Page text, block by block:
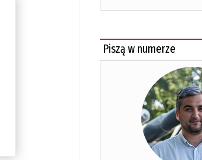
Piszą w numerze